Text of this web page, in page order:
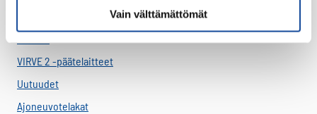
Vain välttämättömät
VIRVE 2 -päätelaitteet
Uutuudet
Ajoneuvotelakat